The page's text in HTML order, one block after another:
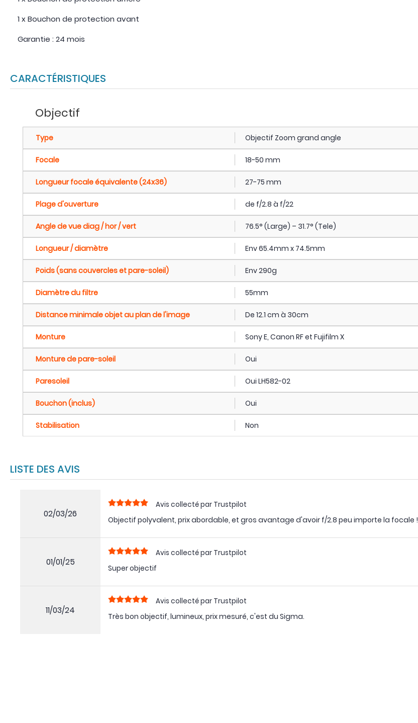
1 x Bouchon de protection avant
Garantie : 24 mois
CARACTÉRISTIQUES
Objectif
Type Objectif Zoom grand angle
Focale 18-50 mm
Longueur focale équivalente (24x36) 27-75 mm
Plage d'ouverture de f/2.8 à f/22
Angle de vue diag / hor / vert 76.5° (Large) – 31.7° (Tele)
Longueur / diamètre Env 65.4mm x 74.5mm
Poids (sans couvercles et pare-soleil) Env 290g
Diamètre du filtre 55mm
Distance minimale objet au plan de l'image De 12.1 cm à 30cm
Monture Sony E, Canon RF et Fujifilm X
Monture de pare-soleil Oui
Paresoleil Oui LH582-02
Bouchon (inclus) Oui
Stabilisation Non
LISTE DES AVIS
02/03/26
Avis collecté par Trustpilot
Objectif polyvalent, prix abordable, et gros avantage d'avoir f/2.8 peu importe la focale !
01/01/25
Avis collecté par Trustpilot
Super objectif
11/03/24
Avis collecté par Trustpilot
Très bon objectif, lumineux, prix mesuré, c'est du Sigma.